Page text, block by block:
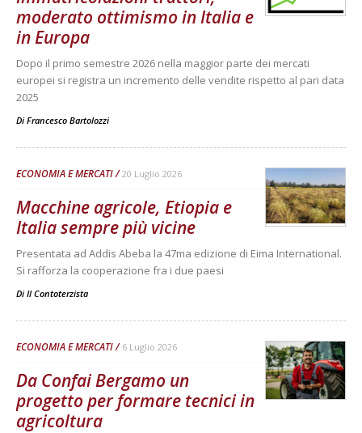
moderato ottimismo in Italia e
in Europa
Dopo il primo semestre 2026 nella maggior parte dei mercati
europei si registra un incremento delle vendite rispetto al pari data
2025
Di Francesco Bartolozzi
ECONOMIA E MERCATI 20 Luglio 2026
Macchine agricole, Etiopia e
Italia sempre più vicine
Presentata ad Addis Abeba la 47ma edizione di Eima International.
Si rafforza la cooperazione fra i due paesi
Di Il Contoterzista
ECONOMIA E MERCATI 6 Luglio 2026
Da Confai Bergamo un
progetto per formare tecnici in
agricoltura